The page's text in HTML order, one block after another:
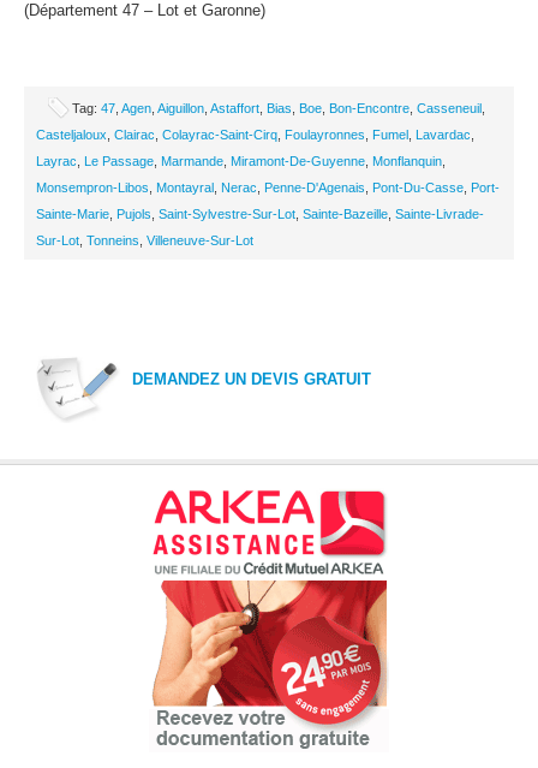
(Département 47 – Lot et Garonne)
Tag: 47 Agen Aiguillon Astaffort Bias Boe Bon-Encontre Casseneuil
Casteljaloux Clairac Colayrac-Saint-Cirq Foulayronnes Fumel Lavardac
Layrac
Le Passage Marmande Miramont-De-Guyenne Monflanquin
Monsempron-Libos
Montayral Nerac Penne-D'Agenais Pont-Du-Casse Port-
Sainte-Marie Pujols Saint-Sylvestre-Sur-Lot Sainte-Bazeille Sainte-Livrade-
Sur-Lot Tonneins Villeneuve-Sur-Lot
DEMANDEZ UN DEVIS GRATUIT